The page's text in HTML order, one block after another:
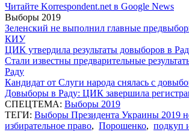
Читайте Korrespondent.net в Google News
Выборы 2019
Зеленский не выполнил главные
КИУ
ЦИК утвердила результаты довыборов в
Стали известны предварительные
Раду
Кандидат от Слуги народа снялась с
Довыборы в Раду: ЦИК завершила
СПЕЦТЕМА: Выборы 2019
ТЕГИ: Выборы Президента Украины 2019
избирательное право, Порошенко, подкуп